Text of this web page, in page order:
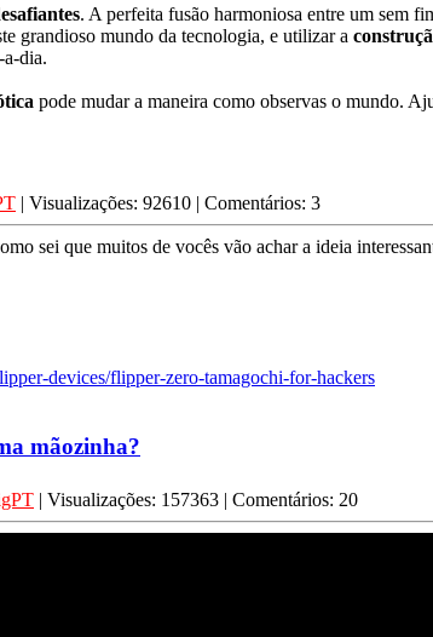
. A perfeita fusão harmoniosa entre um sem
grandioso mundo da tecnologia, e utilizar a
dia.
pode mudar a maneira como observas o mundo.
| Visualizações: 92610 | Comentários: 3
sei que muitos de vocês vão achar a ideia
devices/flipper-zero-tamagochi-for-hackers
mãozinha?
| Visualizações: 157363 | Comentários: 20